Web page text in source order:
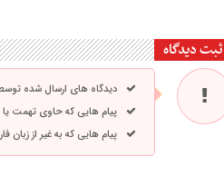
ثبت دیدگاه
دیدگاه های ارسال شده
پیام هایی که حاوی تهمت یا
پیام هایی که به غیر از زبان